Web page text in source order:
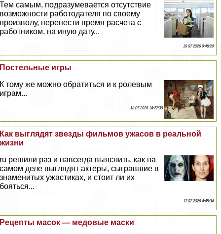
Тем самым, подразумевается отсутствие
возможности работодателя по своему
произволу, перенести время расчета с
работником, на иную дату...
19 07 2026 9:48:29
Пocтeльные игры
К тому же можно обратиться и к ролевым
играм...
18 07 2026 14:27:39
Как выглядят звезды фильмов ужасов в реальной
жизни
ru решили раз и навсегда выяснить, как на
самом деле выглядят актеры, сыгравшие в
знаменитых ужастиках, и стоит ли их
бояться...
17 07 2026 4:45:34
Рецепты масок — медовые маски